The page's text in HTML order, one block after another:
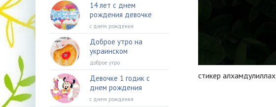
стикер алхамдулиллах
14 лет с днем
рождения девочке
с днем рождения
Доброе утро на
украинском
доброе утро
Девочке 1 годик с
днем рождения
с днем рождения